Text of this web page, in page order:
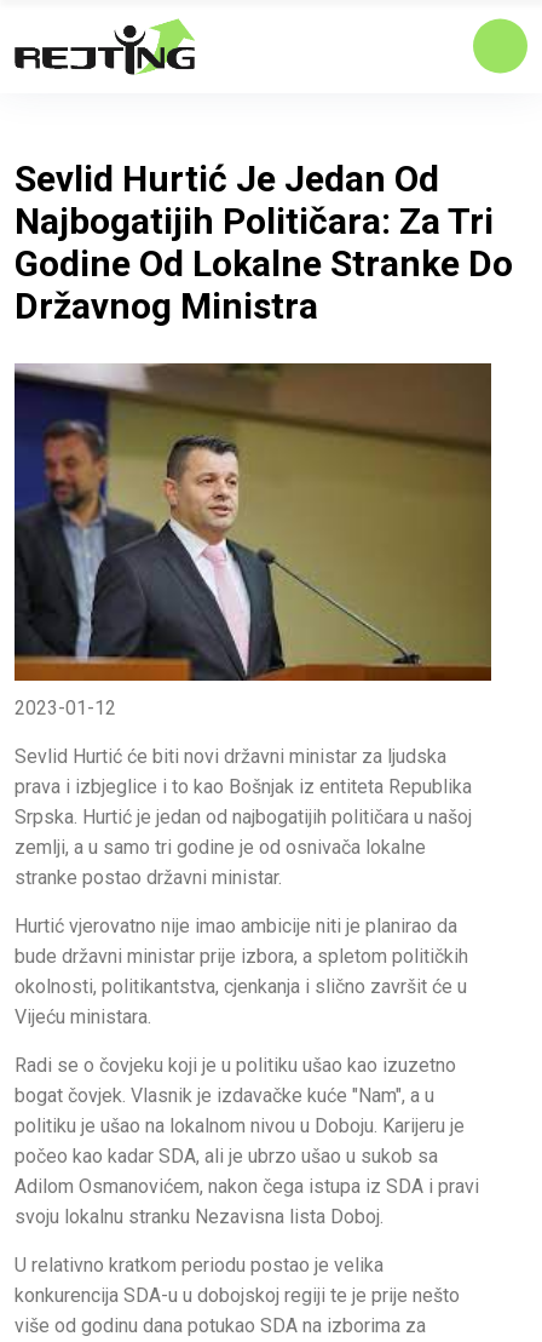
Sevlid Hurtić Je Jedan Od
Najbogatijih Političara: Za Tri
Godine Od Lokalne Stranke Do
Državnog Ministra
2023-01-12
Sevlid Hurtić će biti novi državni ministar za ljudska
prava i izbjeglice i to kao Bošnjak iz entiteta Republika
Srpska. Hurtić je jedan od najbogatijih političara u našoj
zemlji, a u samo tri godine je od osnivača lokalne
stranke postao državni ministar.
Hurtić vjerovatno nije imao ambicije niti je planirao da
bude državni ministar prije izbora, a spletom političkih
okolnosti, politikantstva, cjenkanja i slično završit će u
Vijeću ministara.
Radi se o čovjeku koji je u politiku ušao kao izuzetno
bogat čovjek. Vlasnik je izdavačke kuće "Nam", a u
politiku je ušao na lokalnom nivou u Doboju. Karijeru je
počeo kao kadar SDA, ali je ubrzo ušao u sukob sa
Adilom Osmanovićem, nakon čega istupa iz SDA i pravi
svoju lokalnu stranku Nezavisna lista Doboj.
U relativno kratkom periodu postao je velika
konkurencija SDA-u u dobojskoj regiji te je prije nešto
više od godinu dana potukao SDA na izborima za